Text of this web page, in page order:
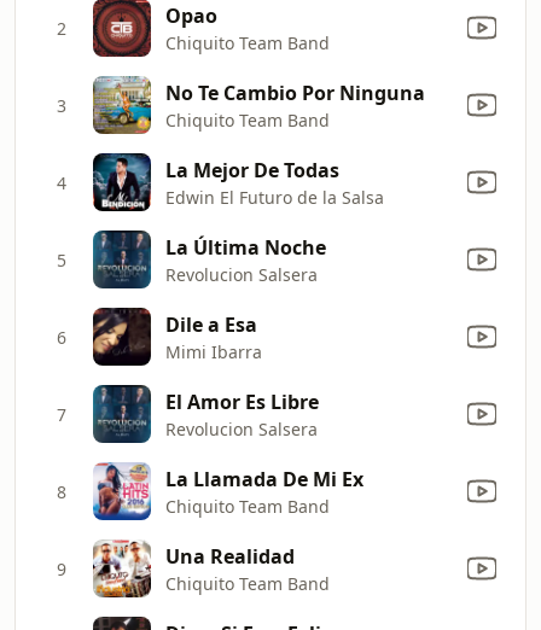
2 Opao
Chiquito Team Band
3 No Te Cambio Por Ninguna
Chiquito Team Band
4 La Mejor De Todas
Edwin El Futuro de la Salsa
5 La Última Noche
Revolucion Salsera
6 Dile a Esa
Mimi Ibarra
7 El Amor Es Libre
Revolucion Salsera
8 La Llamada De Mi Ex
Chiquito Team Band
9 Una Realidad
Chiquito Team Band